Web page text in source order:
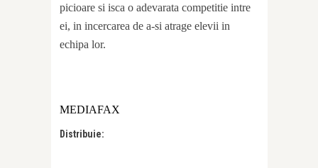
picioare si isca o adevarata competitie intre
ei, in incercarea de a-si atrage elevii in
echipa lor.
MEDIAFAX
Distribuie: